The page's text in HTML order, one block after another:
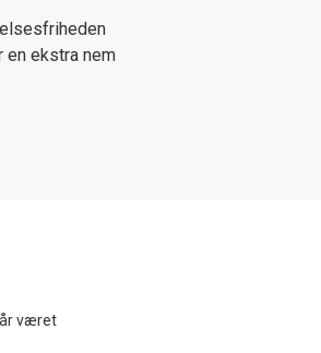
en ekstra nem
år været